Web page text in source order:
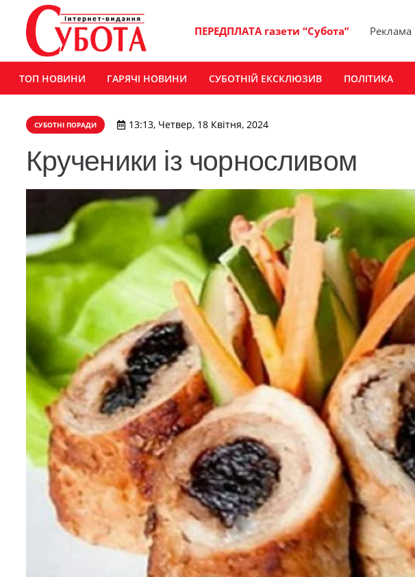
ПЕРЕДПЛАТА газети “Субота” Реклама
ТОП НОВИНИ ГАРЯЧІ НОВИНИ СУБОТНІЙ ЕКСКЛЮЗИВ ПОЛІТИКА
СУБОТНІ ПОРАДИ 13:13, Четвер, 18 Квітня, 2024
Крученики із чорносливом